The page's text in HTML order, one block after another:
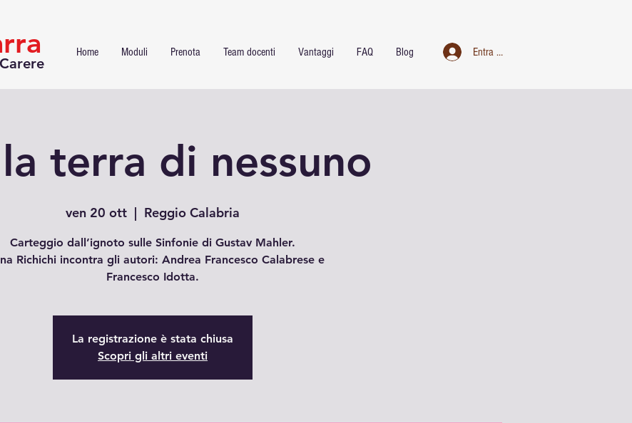
Home Moduli Prenota Team docenti Vantaggi FAQ Blog Entra nel club
terra di nessuno
ven 20 ott
  |
Reggio Calabria
Carteggio dall’ignoto sulle Sinfonie di Gustav Mahler.
Richichi incontra gli autori: Andrea Francesco Calabrese e
Francesco Idotta.
La registrazione è stata chiusa
Scopri gli altri eventi